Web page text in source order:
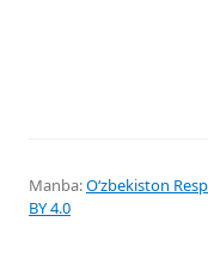
Manba:Oʻzbekiston
BY 4.0